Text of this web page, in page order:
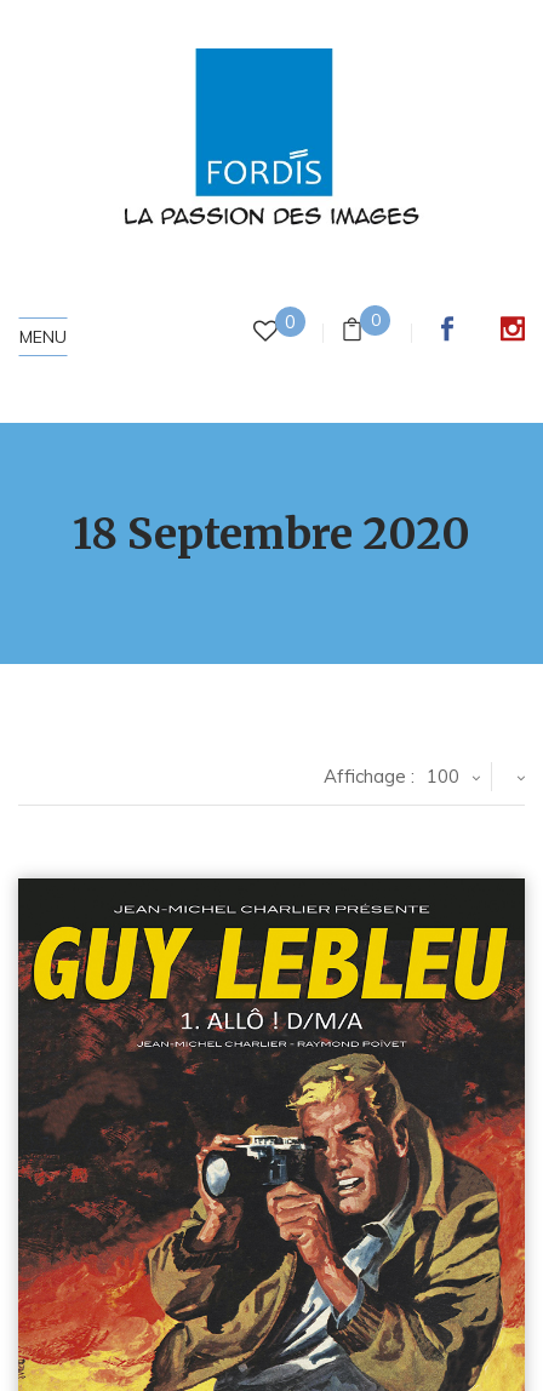
0 0
MENU
18 Septembre 2020
Affichage : 100